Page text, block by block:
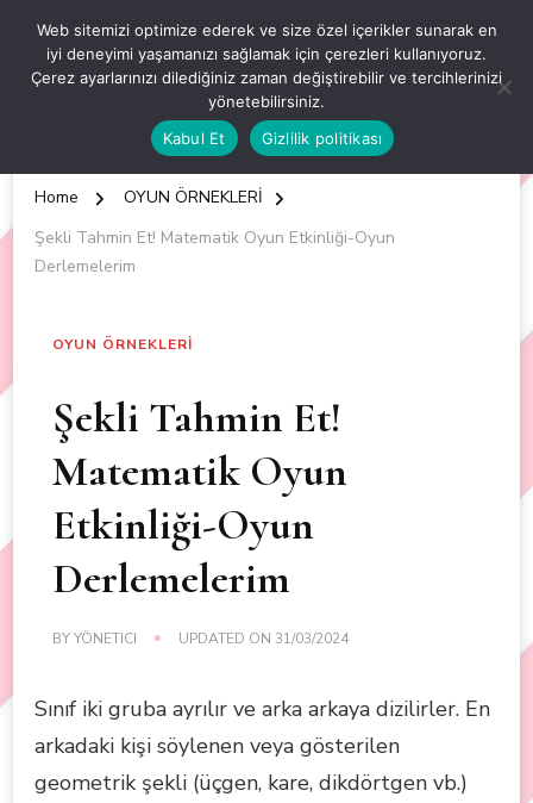
OKUL ÖNCESİ ETKİNLİKLER
EN YENİ VE ÖZGÜN OKUL ÖNCESİ ETKİNLİKLERİ
Home
OYUN ÖRNEKLERİ
Şekli Tahmin Et! Matematik Oyun Etkinliği-Oyun
Derlemelerim
OYUN ÖRNEKLERİ
Şekli Tahmin Et!
Matematik Oyun
Etkinliği-Oyun
Derlemelerim
BYYÖNETICI UPDATED ON 31/03/2024
Sınıf iki gruba ayrılır ve arka arkaya dizilirler. En
arkadaki kişi söylenen veya gösterilen
geometrik şekli (üçgen, kare, dikdörtgen vb.)
Web sitemizi optimize ederek ve size özel içerikler sunarak en
iyi deneyimi yaşamanızı sağlamak için çerezleri kullanıyoruz.
Çerez ayarlarınızı dilediğiniz zaman değiştirebilir ve tercihlerinizi
yönetebilirsiniz.
Kabul Et
Gizlilik politikası